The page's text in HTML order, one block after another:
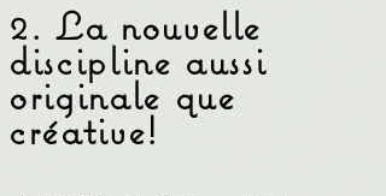
2. La nouvelle
discipline aussi
originale que
créative!